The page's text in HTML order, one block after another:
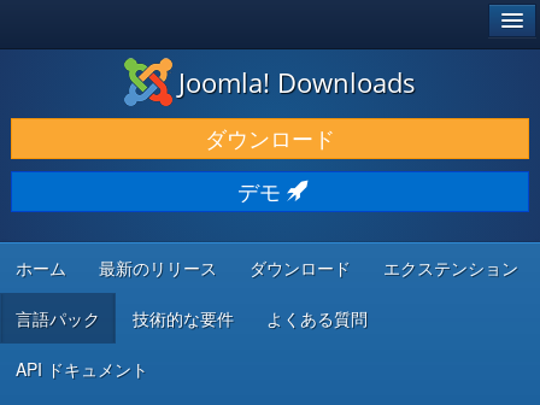
ダウンロードと機能拡張
発見と学び
コミュニティとサポート
開発者向けリソース
Joomla! Downloads
ダウンロード
デモ
ホーム 最新のリリース ダウンロード エクステンション
言語パック 技術的な要件 よくある質問
API ドキュメント